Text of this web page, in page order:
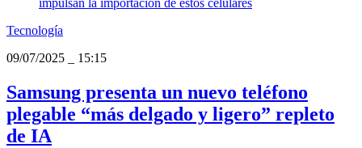
Tecnología
09/07/2025
15:15
Samsung presenta un nuevo teléfono
plegable “más delgado y ligero” repleto
de IA